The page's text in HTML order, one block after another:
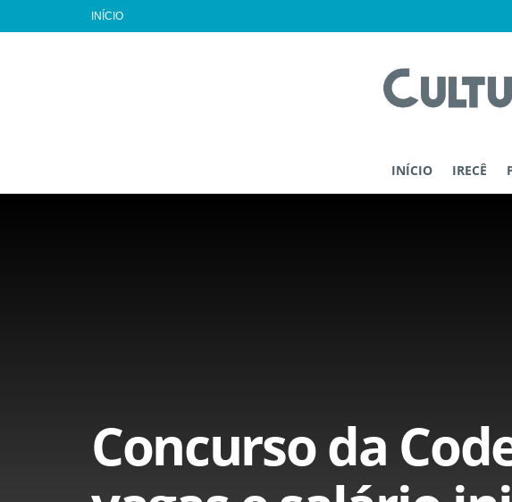
INÍCIO
INÍCIO IRECÊ
Concurso da